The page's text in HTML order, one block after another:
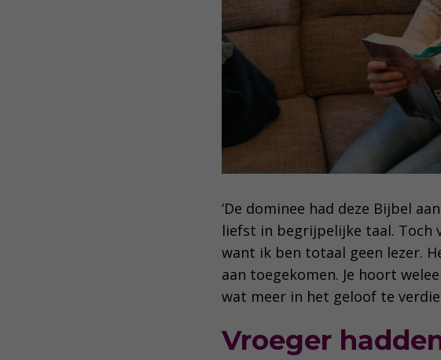
‘De dominee had deze Bijbel
liefst in begrijpelijke taal. Toch
want ik ben totaal geen lezer.
aan toegekomen. Je hoort
wat meer in het geloof te
Vroeger